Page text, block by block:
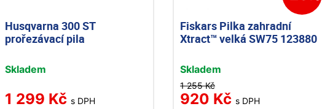
Husqvarna 300 ST
prořezávací pila
Skladem
1 299 Kč s DPH
Fiskars Pilka zahradní
Xtract™ velká SW75 123880
Skladem
1 255 Kč
920 Kč s DPH